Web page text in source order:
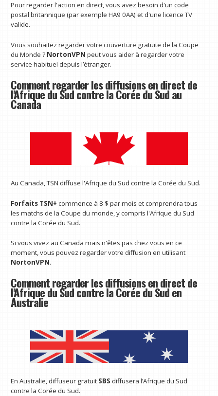
Pour regarder l'action en direct, vous avez besoin d'un code
postal britannique (par exemple HA9 0AA) et d'une licence TV
valide.
Vous souhaitez regarder votre couverture gratuite de la Coupe
du Monde ? NortonVPN peut vous aider à regarder votre
service habituel depuis l’étranger.
Comment regarder les diffusions en direct de
l'Afrique du Sud contre la Corée du Sud au
Canada
Au Canada, TSN diffuse l'Afrique du Sud contre la Corée du Sud.
Forfaits TSN+ commence à 8 $ par mois et comprendra tous
les matchs de la Coupe du monde, y compris l'Afrique du Sud
contre la Corée du Sud.
Si vous vivez au Canada mais n'êtes pas chez vous en ce
moment, vous pouvez regarder votre diffusion en utilisant
NortonVPN.
Comment regarder les diffusions en direct de
l'Afrique du Sud contre la Corée du Sud en
Australie
En Australie, diffuseur gratuit SBS diffusera l’Afrique du Sud
contre la Corée du Sud.